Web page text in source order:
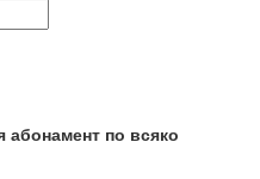
абонамент по всяко